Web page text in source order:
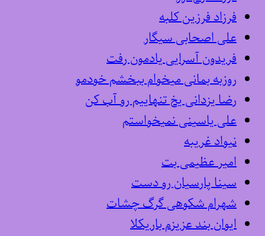
فرزاد فرزین کلبه
علی اصحابی سیگار
فریدون آسرایی یادمون رفت
روزبه بمانی میخوام ببخشم خودمو
رضا یزدانی یخ تنهاییم رو آب کن
علی یاسینی نمیخواستم
نیواد غریبه
امیر عظیمی بت
سینا پارسیان رو دست
شهرام شکوهی گرگ چشات
ایوان بند عزیزم باریکلا